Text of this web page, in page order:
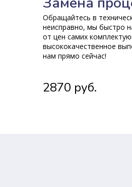
HP
MSI
Обращайтесь в
неисправно, мы быстро
от цен самих
высококачественное
нам прямо сейчас!
2870 руб.